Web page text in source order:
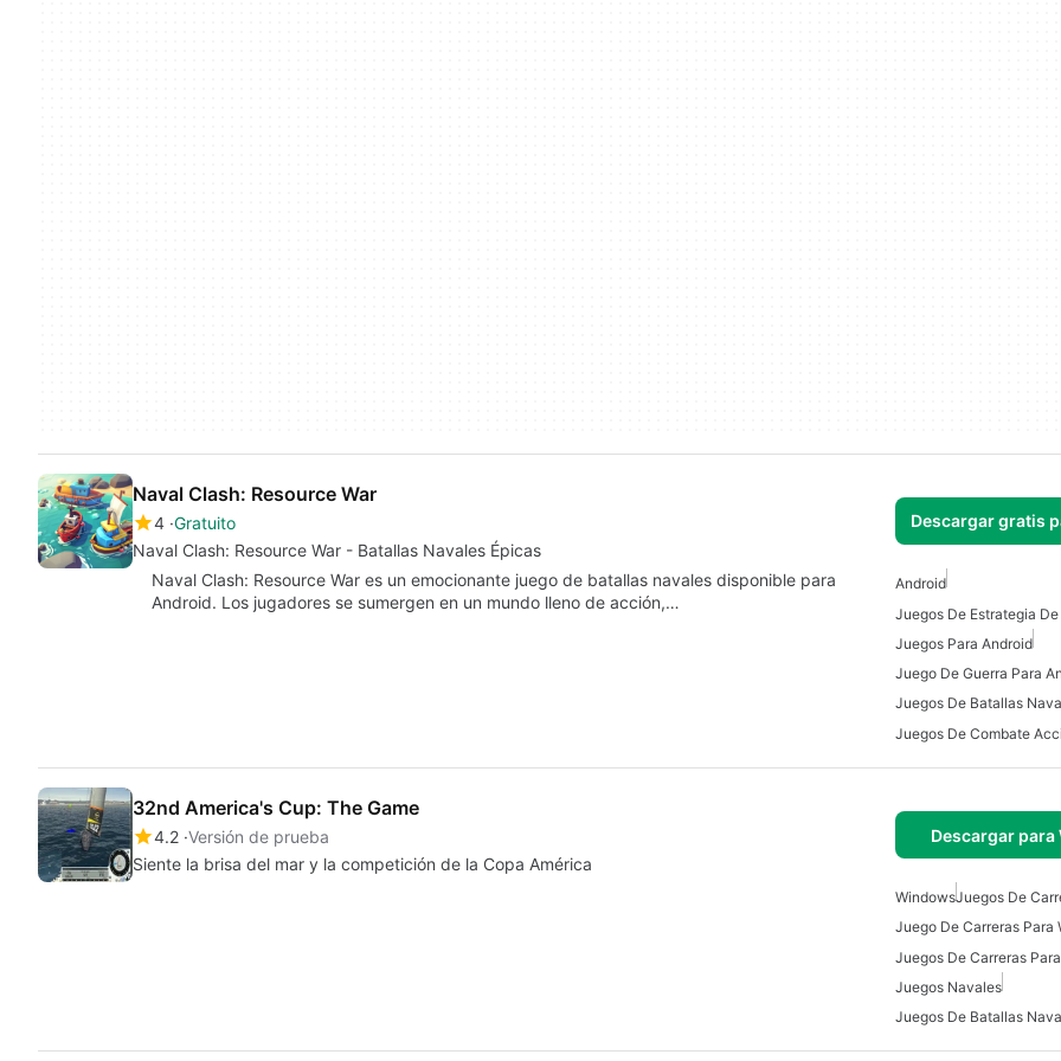
Naval Clash: Resource War
4 Gratuito
Naval Clash: Resource War - Batallas Navales Épicas
Descargar gratis
Naval Clash: Resource War es un emocionante juego de batallas navales disponible para
Android. Los jugadores se sumergen en un mundo lleno de acción,…
Android
Juegos Para Android
Juego De Guerra Para
Juegos De Batallas
32nd America's Cup: The Game
4.2 Versión de prueba
Siente la brisa del mar y la competición de la Copa América
Descargar
WindowsJuegos De
Juego De Carreras Para
Juegos De Carreras
Juegos Navales
Juegos De Batallas